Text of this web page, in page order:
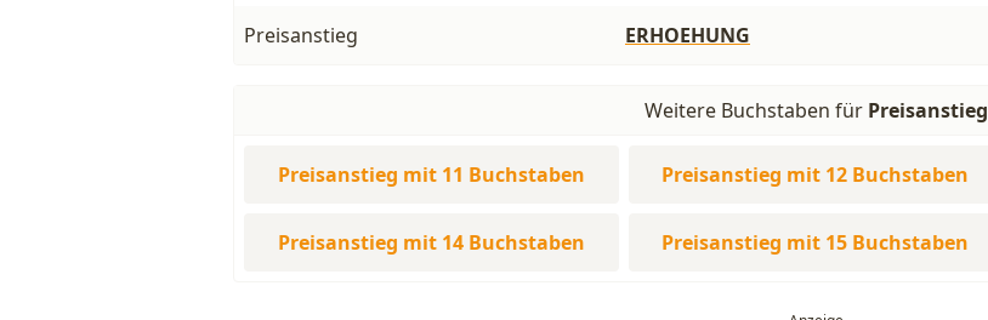
Preisanstieg ERHOEHUNG
Weitere Buchstaben für Preisanstieg
Preisanstieg mit 11 Buchstaben Preisanstieg mit 12 Buchstaben
Preisanstieg mit 14 Buchstaben Preisanstieg mit 15 Buchstaben